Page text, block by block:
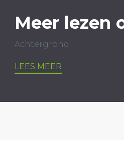
Meer lezen
Achtergrond
LEES MEER